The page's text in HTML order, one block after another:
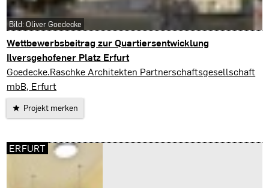
Wettbewerbsbeitrag zur Quartiersentwicklung
Ilversgehofener Platz Erfurt
Erfurt
Goedecke.Raschke Architekten Partnerschaftsgesellschaft
mbB, Erfurt
Projekt merken
Bild: Oliver Goedecke
ERFURT